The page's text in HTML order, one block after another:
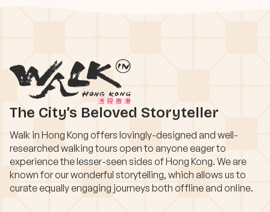
The City’s Beloved Storyteller
Walk in Hong Kong offers lovingly-designed and well-
researched walking tours open to anyone eager to
experience the lesser-seen sides of Hong Kong. We are
known for our wonderful storytelling, which allows us to
curate equally engaging journeys both offline and online.